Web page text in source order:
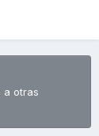
a otras